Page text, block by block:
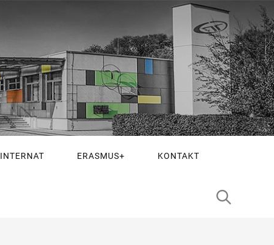
INTERNAT ERASMUS+ KONTAKT